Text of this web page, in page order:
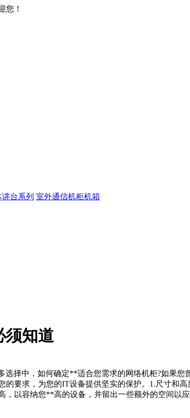
您！
台系列 室外通信机柜机箱
须知道
择中，如何确定**适合您需求的网络机柜?如果您
要求，为您的IT设备提供坚实的保护。1.尺寸和
以容纳您**高的设备，并留出一些额外的空间以